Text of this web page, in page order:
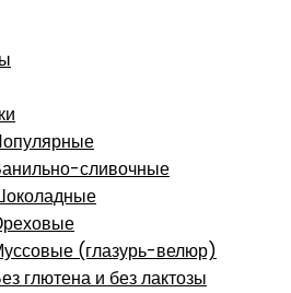
сливочные
(глазурь-велюр)
глютена и без лактозы